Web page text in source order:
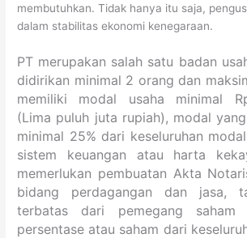
membutuhkan. Tidak hanya itu saja,
dalam stabilitas ekonomi kenegaraan.
PT merupakan salah satu badan
didirikan minimal 2 orang dan
memiliki modal usaha minimal
(Lima puluh juta rupiah), modal
minimal 25% dari keseluruhan
sistem keuangan atau harta
memerlukan pembuatan Akta
bidang perdagangan dan jasa,
terbatas dari pemegang saham
persentase atau saham dari